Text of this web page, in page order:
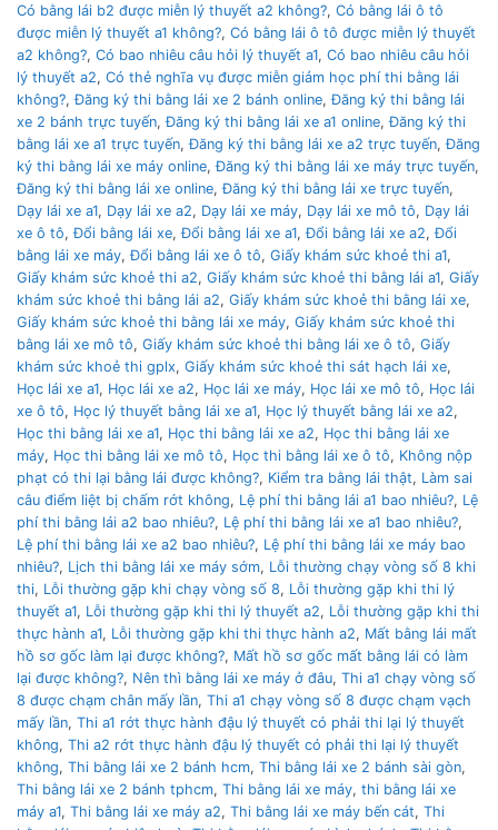
Có bằng lái b2 được miễn lý thuyết a2 không?, Có bằng lái ô tô
được miễn lý thuyết a1 không?, Có bằng lái ô tô được miễn lý thuyết
a2 không?, Có bao nhiêu câu hỏi lý thuyết a1, Có bao nhiêu câu hỏi
lý thuyết a2, Có thẻ nghĩa vụ được miễn giảm học phí thi bằng lái
không?,Đăng ký thi bằng lái xe 2 bánh online,Đăng ký thi bằng lái
xe 2 bánh trực tuyến,Đăng ký thi bằng lái xe a1 online,Đăng ký thi
bằng lái xe a1 trực tuyến,Đăng ký thi bằng lái xe a2 trực tuyến,Đăng
ký thi bằng lái xe máy online,Đăng ký thi bằng lái xe máy trực tuyến,
Đăng ký thi bằng lái xe online,Đăng ký thi bằng lái xe trực tuyến,
Dạy lái xe a1, Dạy lái xe a2, Dạy lái xe máy, Dạy lái xe mô tô, Dạy lái
xe ô tô,Đổi bằng lái xe,Đổi bằng lái xe a1,Đổi bằng lái xe a2,Đổi
bằng lái xe máy,Đổi bằng lái xe ô tô, Giấy khám sức khoẻ thi a1,
Giấy khám sức khoẻ thi a2, Giấy khám sức khoẻ thi bằng lái a1, Giấy
khám sức khoẻ thi bằng lái a2, Giấy khám sức khoẻ thi bằng lái xe,
Giấy khám sức khoẻ thi bằng lái xe máy, Giấy khám sức khoẻ thi
bằng lái xe mô tô, Giấy khám sức khoẻ thi bằng lái xe ô tô, Giấy
khám sức khoẻ thi gplx, Giấy khám sức khoẻ thi sát hạch lái xe,
Học lái xe a1, Học lái xe a2, Học lái xe máy, Học lái xe mô tô, Học lái
xe ô tô, Học lý thuyết bằng lái xe a1, Học lý thuyết bằng lái xe a2,
Học thi bằng lái xe a1, Học thi bằng lái xe a2, Học thi bằng lái xe
máy, Học thi bằng lái xe mô tô, Học thi bằng lái xe ô tô, Không nộp
phạt có thi lại bằng lái được không?, Kiểm tra bằng lái thật, Làm sai
câu điểm liệt bị chấm rớt không, Lệ phí thi bằng lái a1 bao nhiêu?, Lệ
phí thi bằng lái a2 bao nhiêu?, Lệ phí thi bằng lái xe a1 bao nhiêu?,
Lệ phí thi bằng lái xe a2 bao nhiêu?, Lệ phí thi bằng lái xe máy bao
nhiêu?, Lịch thi bằng lái xe máy sớm, Lỗi thường chạy vòng số 8 khi
thi, Lỗi thường gặp khi chạy vòng số 8, Lỗi thường gặp khi thi lý
thuyết a1, Lỗi thường gặp khi thi lý thuyết a2, Lỗi thường gặp khi thi
thực hành a1, Lỗi thường gặp khi thi thực hành a2, Mất bằng lái mất
hồ sơ gốc làm lại được không?, Mất hồ sơ gốc mất bằng lái có làm
lại được không?, Nên thì bằng lái xe máy ở đâu, Thi a1 chạy vòng số
8 được chạm chân mấy lần, Thi a1 chạy vòng số 8 được chạm vạch
mấy lần, Thi a1 rớt thực hành đậu lý thuyết có phải thi lại lý thuyết
không, Thi a2 rớt thực hành đậu lý thuyết có phải thi lại lý thuyết
không, Thi bằng lái xe 2 bánh hcm, Thi bằng lái xe 2 bánh sài gòn,
Thi bằng lái xe 2 bánh tphcm, Thi bằng lái xe máy, thi bằng lái xe
máy a1, Thi bằng lái xe máy a2, Thi bằng lái xe máy bến cát, Thi